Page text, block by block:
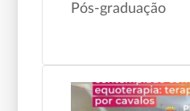
Pós-graduação